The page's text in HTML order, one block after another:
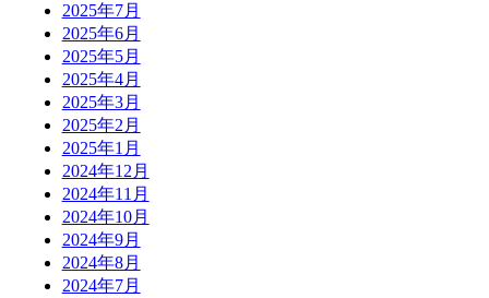
2025年7月
2025年6月
2025年5月
2025年4月
2025年3月
2025年2月
2025年1月
2024年12月
2024年11月
2024年10月
2024年9月
2024年8月
2024年7月